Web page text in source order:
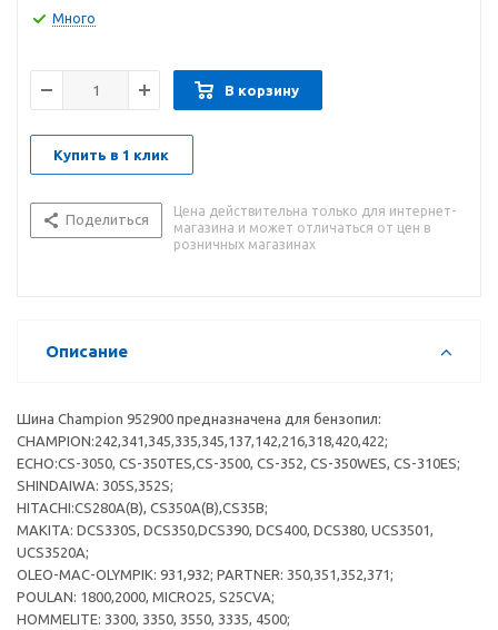
непригодной для использования.
Много
В корзину
Купить в 1 клик
Поделиться
Цена действительна только для интернет-
магазина и может отличаться от цен в
розничных магазинах
Описание
Шина Champion 952900 предназначена для бензопил:
CHAMPION:242,341,345,335,345,137,142,216,318,420,422;
ECHO:CS-3050, CS-350TES,CS-3500, CS-352, CS-350WES, CS-310ES;
SHINDAIWA: 305S,352S;
HITACHI:CS280A(B), CS350A(B),CS35B;
MAKITA: DCS330S, DCS350,DCS390, DCS400, DCS380, UCS3501,
UCS3520A;
OLEO-MAC-OLYMPIK: 931,932; PARTNER: 350,351,352,371;
POULAN: 1800,2000, MICRO25, S25CVA;
HOMMELITE: 3300, 3350, 3550, 3335, 4500;